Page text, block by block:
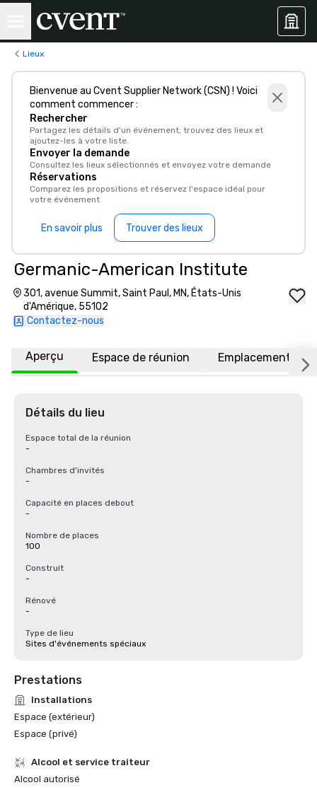
Lieux
Bienvenue au Cvent Supplier Network (CSN) ! Voici
comment commencer :
Rechercher
Partagez les détails d'un événement, trouvez des lieux et
ajoutez-les à votre liste.
Envoyer la demande
Consultez les lieux sélectionnés et envoyez votre demande
Réservations
Comparez les propositions et réservez l'espace idéal pour
votre événement
En savoir plus Trouver des lieux
Germanic-American Institute
301, avenue Summit, Saint Paul, MN, États-Unis
d'Amérique, 55102
Contactez-nous
Aperçu Espace de réunion Emplacement
Détails du lieu
Espace total de la réunion
-
Chambres d'invités
-
Capacité en places debout
-
Nombre de places
100
Construit
-
Rénové
-
Type de lieu
Sites d'événements spéciaux
Prestations
Installations
Espace (extérieur)
Espace (privé)
Alcool et service traiteur
Alcool autorisé